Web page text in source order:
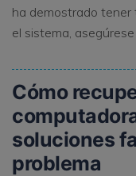
ha demostrado tener
el sistema,
Cómo
soluciones
problema